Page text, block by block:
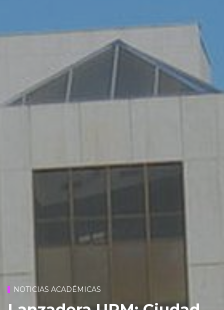
NOTICIAS ACADÉMICAS